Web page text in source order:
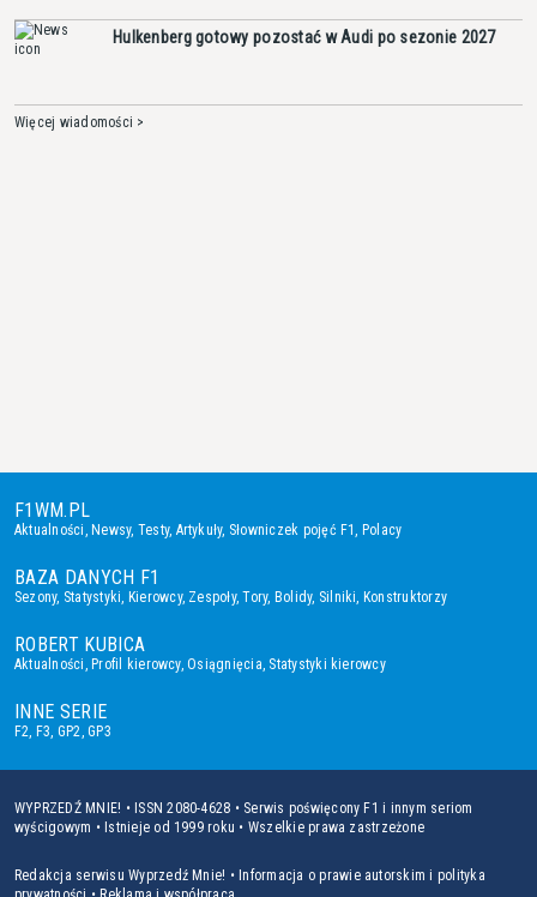
Hulkenberg gotowy pozostać w Audi po sezonie 2027
Więcej wiadomości >
F1WM.PL
Aktualności, Newsy, Testy, Artykuły, Słowniczek pojęć F1, Polacy
BAZA DANYCH F1
Sezony, Statystyki, Kierowcy, Zespoły,Tory, Bolidy, Silniki, Konstruktorzy
ROBERT KUBICA
Aktualności, Profil kierowcy,Osiągnięcia, Statystyki kierowcy
INNE SERIE
F2, F3, GP2,GP3
WYPRZEDŹ MNIE! • ISSN 2080-4628 • Serwis poświęcony F1 i innym seriom
wyścigowym • Istnieje od 1999 roku • Wszelkie prawa zastrzeżone
Redakcja serwisu Wyprzedź Mnie! • Informacja o prawie autorskim i polityka